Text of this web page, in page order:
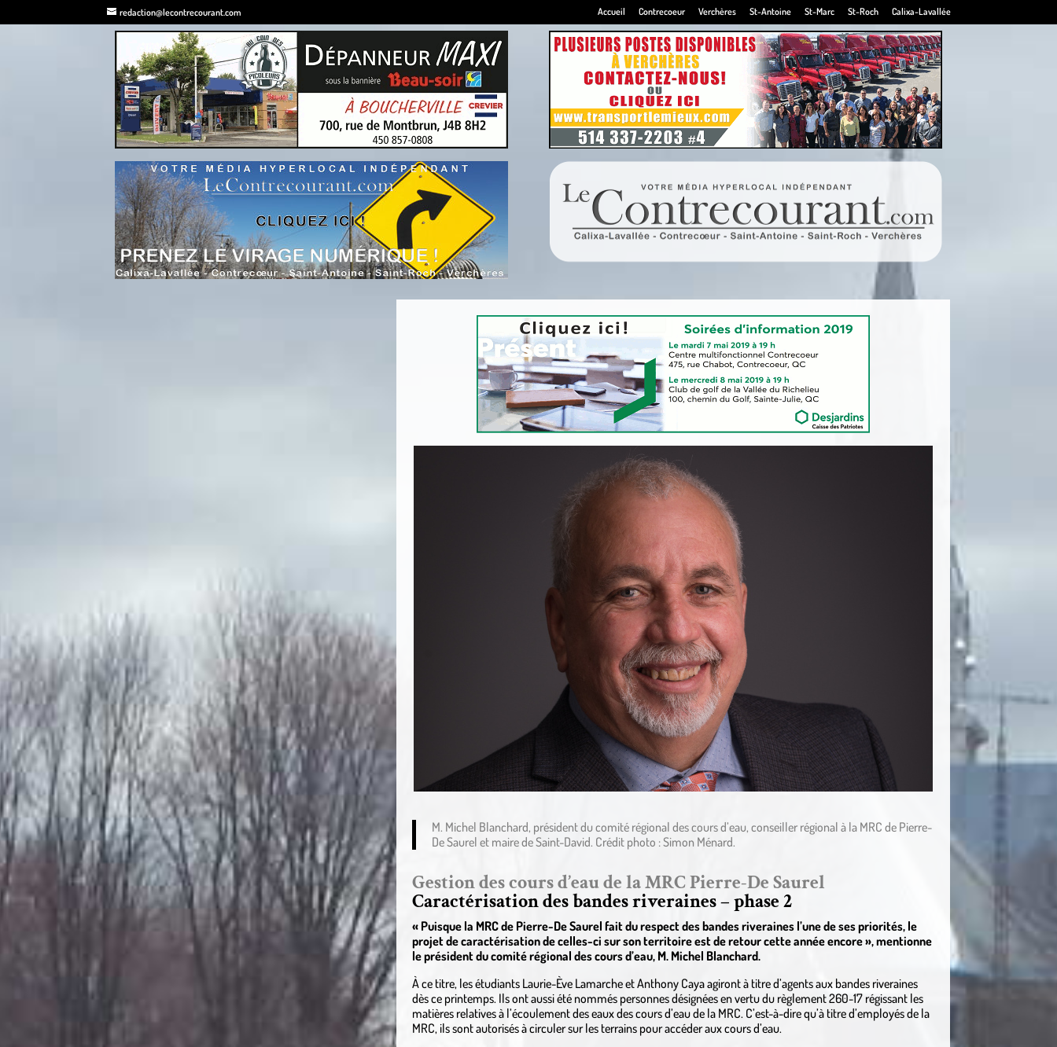
redaction@lecontrecourant.com Accueil Contrecoeur Verchères St-Antoine St-Marc St-Roch Calixa-Lavallée
M. Michel Blanchard, président du comité régional des cours d’eau, conseiller régional à la MRC de Pierre-
De Saurel et maire de Saint-David. Crédit photo : Simon Ménard.
Gestion des cours d’eau de la MRC Pierre-De Saurel
Caractérisation des bandes riveraines – phase 2
« Puisque la MRC de Pierre-De Saurel fait du respect des bandes riveraines l’une de ses priorités, le
projet de caractérisation de celles-ci sur son territoire est de retour cette année encore », mentionne
le président du comité régional des cours d’eau, M. Michel Blanchard.
À ce titre, les étudiants Laurie-Ève Lamarche et Anthony Caya agiront à titre d’agents aux bandes riveraines
dès ce printemps. Ils ont aussi été nommés personnes désignées en vertu du règlement 260-17 régissant les
matières relatives à l’écoulement des eaux des cours d’eau de la MRC. C’est-à-dire qu’à titre d’employés de la
MRC, ils sont autorisés à circuler sur les terrains pour accéder aux cours d’eau.